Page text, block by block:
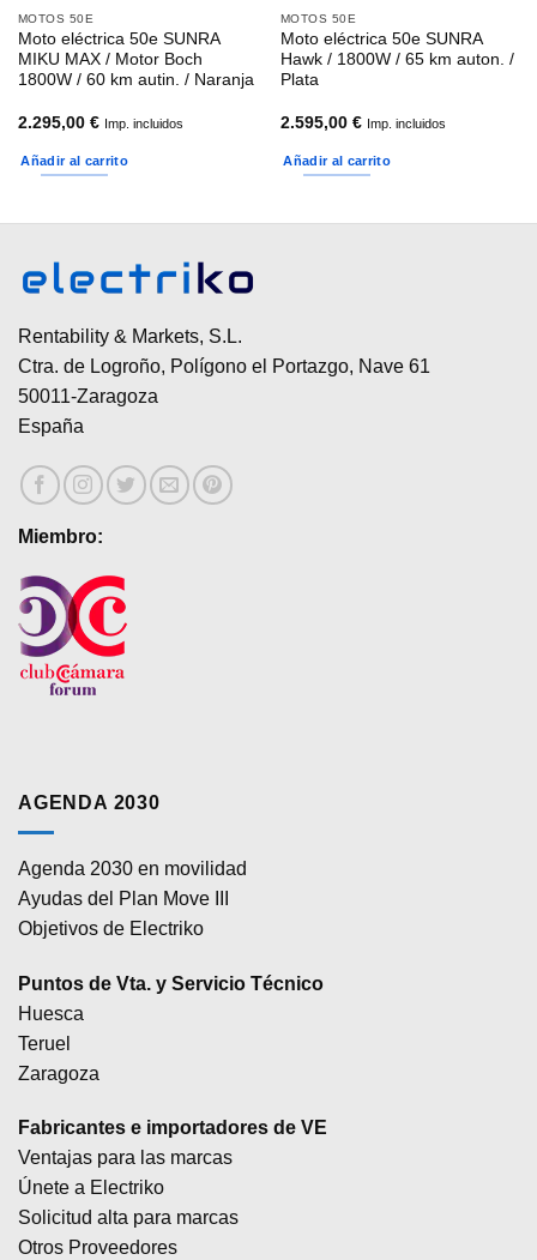
MOTOS 50E
Moto eléctrica 50e SUNRA
MIKU MAX / Motor Boch
1800W / 60 km autin. / Naranja
2.295,00 € Imp. incluidos
Añadir al carrito
MOTOS 50E
Moto eléctrica 50e SUNRA
Hawk / 1800W / 65 km auton. /
Plata
2.595,00 € Imp. incluidos
Añadir al carrito
Rentability & Markets, S.L.
Ctra. de Logroño, Polígono el Portazgo, Nave 61
50011-Zaragoza
España
Miembro:
AGENDA 2030
Agenda 2030 en movilidad
Ayudas del Plan Move III
Objetivos de Electriko
Puntos de Vta. y Servicio Técnico
Huesca
Teruel
Zaragoza
Fabricantes e importadores de VE
Ventajas para las marcas
Únete a Electriko
Solicitud alta para marcas
Otros Proveedores